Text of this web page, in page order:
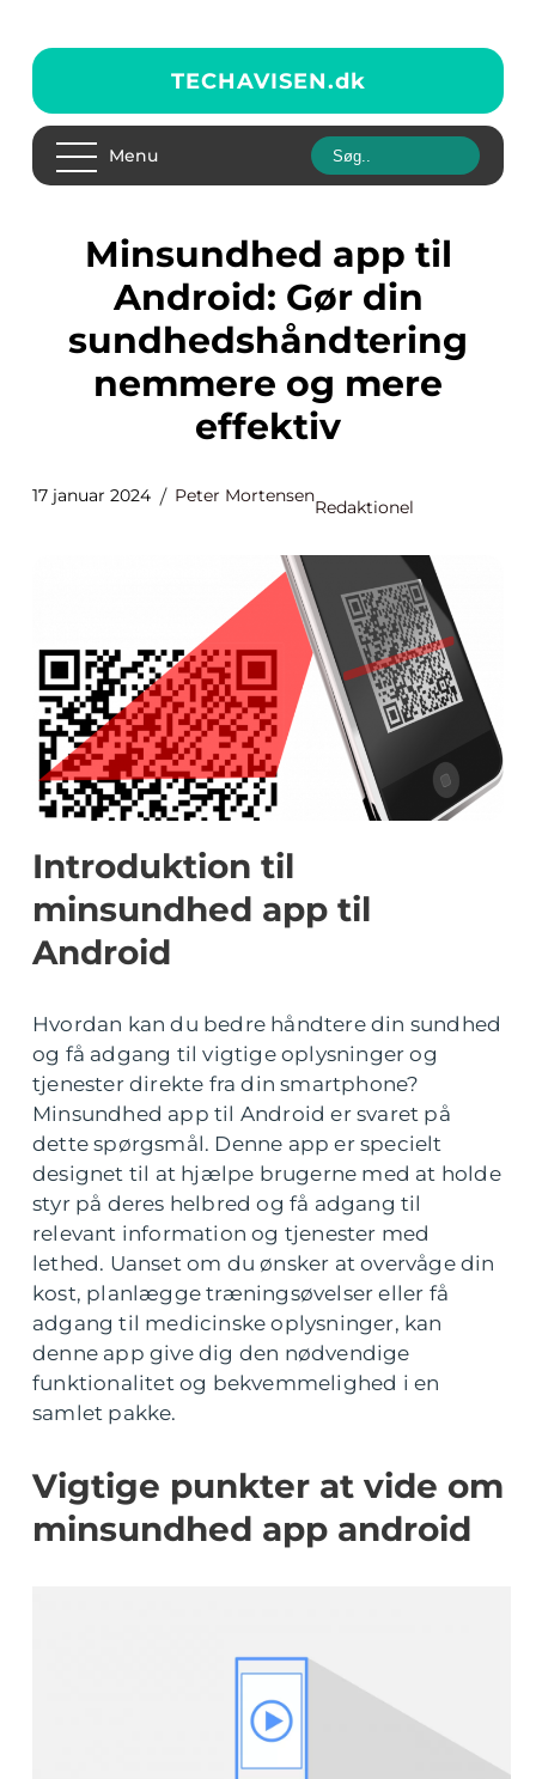
TECHAVISEN.dk
Menu
Minsundhed app til
Android: Gør din
sundhedshåndtering
nemmere og mere
effektiv
17 januar 2024 Peter Mortensen
Redaktionel
Introduktion til
minsundhed app til
Android
Hvordan kan du bedre håndtere din sundhed
og få adgang til vigtige oplysninger og
tjenester direkte fra din smartphone?
Minsundhed app til Android er svaret på
dette spørgsmål. Denne app er specielt
designet til at hjælpe brugerne med at holde
styr på deres helbred og få adgang til
relevant information og tjenester med
lethed. Uanset om du ønsker at overvåge din
kost, planlægge træningsøvelser eller få
adgang til medicinske oplysninger, kan
denne app give dig den nødvendige
funktionalitet og bekvemmelighed i en
samlet pakke.
Vigtige punkter at vide om
minsundhed app android